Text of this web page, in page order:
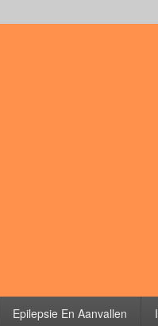
Epilepsie En Aanvallen